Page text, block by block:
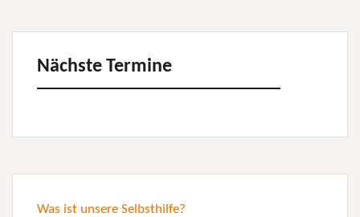
Nächste Termine
Was ist unsere Selbsthilfe?